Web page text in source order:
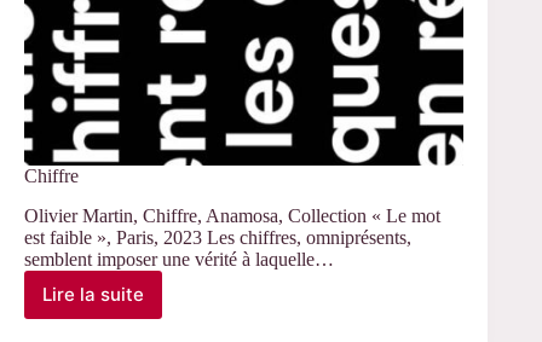
Chiffre
Olivier Martin, Chiffre, Anamosa, Collection « Le mot
est faible », Paris, 2023 Les chiffres, omniprésents,
semblent imposer une vérité à laquelle…
Lire la suite
Chiffre